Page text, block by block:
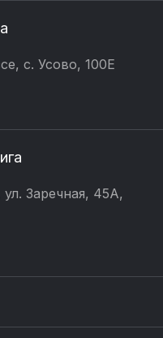
с. Усово, 100Е
Заречная, 45А,